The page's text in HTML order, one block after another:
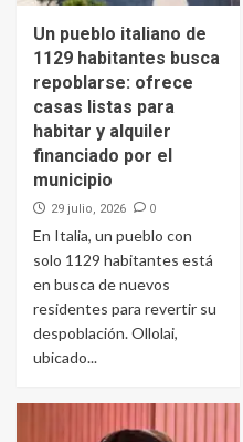
Un pueblo italiano de
1129 habitantes busca
repoblarse: ofrece
casas listas para
habitar y alquiler
financiado por el
municipio
29 julio, 2026 0
En Italia, un pueblo con
solo 1129 habitantes está
en busca de nuevos
residentes para revertir su
despoblación. Ollolai,
ubicado...